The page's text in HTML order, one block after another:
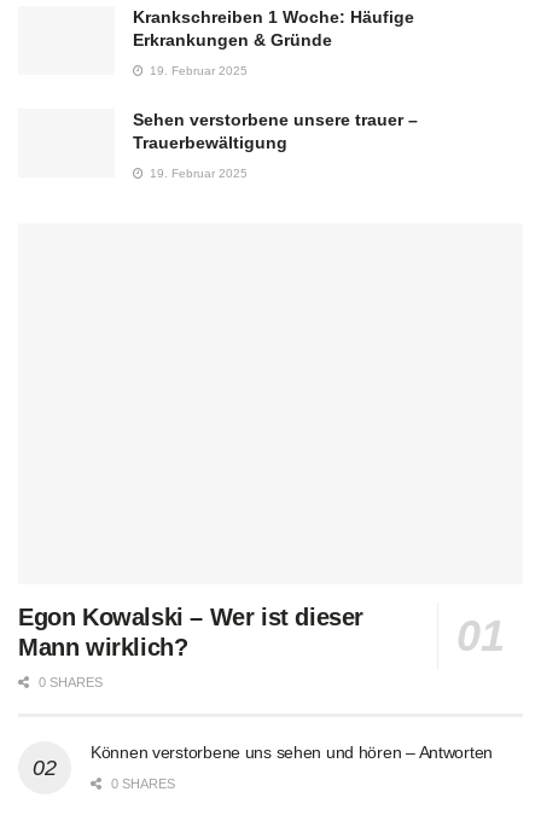
Krankschreiben 1 Woche: Häufige
Erkrankungen & Gründe
19. Februar 2025
Sehen verstorbene unsere trauer –
Trauerbewältigung
19. Februar 2025
Egon Kowalski – Wer ist dieser
Mann wirklich?
0 SHARES
Können verstorbene uns sehen und hören – Antworten
0 SHARES